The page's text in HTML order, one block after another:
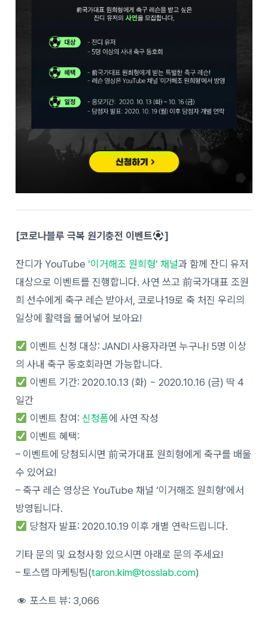
[코로나블루 극복 원기충전 이벤트 ]
잔디가 YouTube‘이거해조 원희형’ 채널과 함께 잔디 유저
대상으로 이벤트를 진행합니다. 사연 쓰고 前국가대표 조원
희 선수에게 축구 레슨 받아서, 코로나19로 축 처진 우리의
일상에 활력을 불어넣어 보아요!
이벤트 신청 대상: JANDI 사용자라면 누구나! 5명 이상
의 사내 축구 동호회라면 가능합니다.
이벤트 기간: 2020.10.13 (화) ~ 2020.10.16 (금) 딱 4
일간
이벤트 참여: 신청폼에 사연 작성
이벤트 혜택:
– 이벤트에 당첨되시면 前국가대표 원희형에게 축구를 배울
수 있어요!
– 축구 레슨 영상은 YouTube 채널 ‘이거해조 원희형’에서
방영됩니다.
당첨자 발표: 2020.10.19 이후 개별 연락드립니다.
기타 문의 및 요청사항 있으시면 아래로 문의 주세요!
– 토스랩 마케팅팀(taron.kim@tosslab.com)
포스트 뷰: 3,066